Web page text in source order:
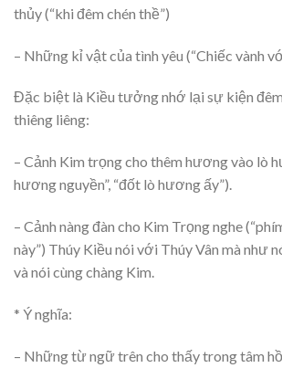
thủy (“khi đêm chén thề”)
– Những kỉ vật của tình yêu (“Chiếc vành
Đặc biệt là Kiều tưởng nhớ lại sự kiện
thiêng liêng:
– Cảnh Kim trọng cho thêm hương vào lò
hương nguyền”, “đốt lò hương ấy”).
– Cảnh nàng đàn cho Kim Trọng nghe
này”) Thúy Kiều nói với Thúy Vân mà như
và nói cùng chàng Kim.
* Ý nghĩa:
– Những từ ngữ trên cho thấy trong tâm